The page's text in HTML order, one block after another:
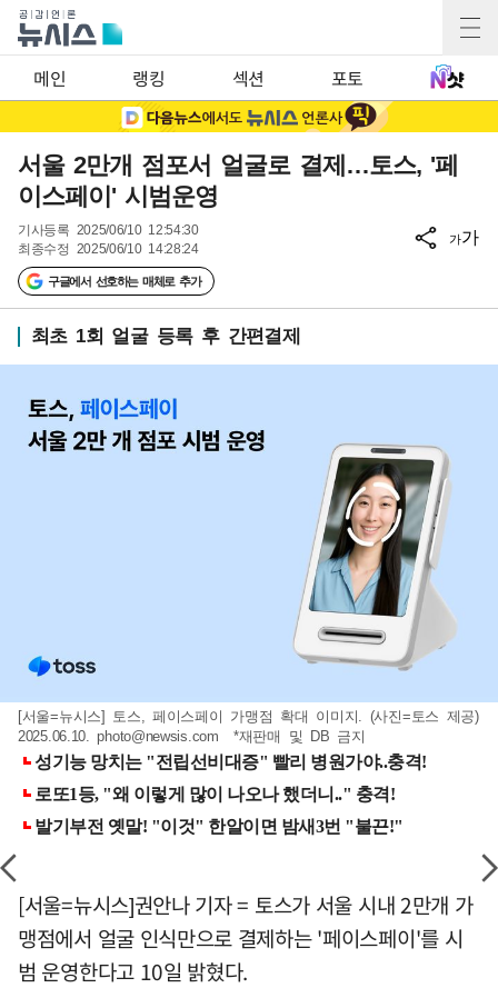
메인 랭킹 섹션 포토
서울 2만개 점포서 얼굴로 결제…토스, '페
이스페이' 시범운영
기사등록 2025/06/10 12:54:30
최종수정 2025/06/10 14:28:24
구글에서 선호하는 매체로 추가
가가
최초 1회 얼굴 등록 후 간편결제
[서울=뉴시스] 토스, 페이스페이 가맹점 확대 이미지. (사진=토스 제공)
2025.06.10.photo@newsis.com *재판매 및 DB 금지
[서울=뉴시스]권안나 기자 = 토스가 서울 시내 2만개 가
맹점에서 얼굴 인식만으로 결제하는 '페이스페이'를 시
범 운영한다고 10일 밝혔다.